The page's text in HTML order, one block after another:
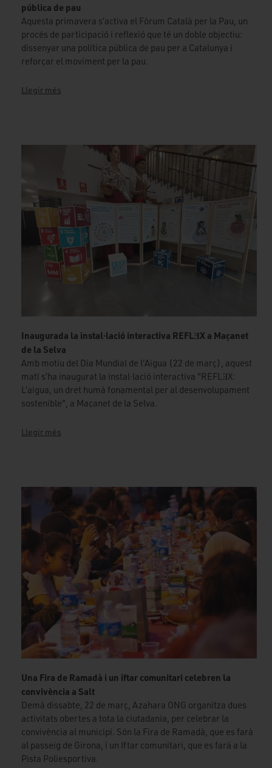
pública de pau
Aquesta primavera s’activa el Fòrum Català per la Pau, un
procés de participació i reflexió que té un doble objectiu:
dissenyar una política pública de pau per a Catalunya i
reforçar el moviment per la pau.
Llegir més
Inaugurada la instal·lació interactiva REFLƎX a Maçanet
de la Selva
Amb motiu del Dia Mundial de l'Aigua (22 de març), aquest
matí s’ha inaugurat la instal·lació interactiva "REFLƎX:
L’aigua, un dret humà fonamental per al desenvolupament
sostenible", a Maçanet de la Selva.
Llegir més
Una Fira de Ramadà i un iftar comunitari celebren la
convivència a Salt
Demà dissabte, 22 de març, Azahara ONG organitza dues
activitats obertes a tota la ciutadania, per celebrar la
convivència al municipi. Són la Fira de Ramadà, que es farà
al passeig de Girona, i un Iftar comunitari, que es farà a la
Pista Poliesportiva.